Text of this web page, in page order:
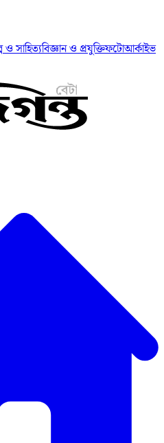
ও সাহিত্যবিজ্ঞান ও প্রযুক্তিফটোআর্কাইভ